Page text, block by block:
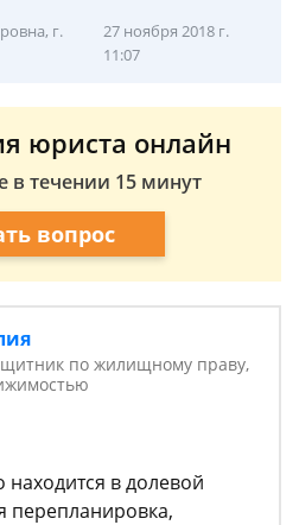
г.
27 ноября 2018 г.
11:07
юриста онлайн
в течении 15 минут
вопрос
по жилищному праву,
в долевой
перепланировка,